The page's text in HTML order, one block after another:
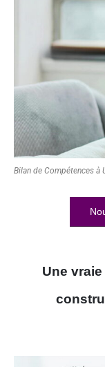
Bilan de Compétences à
Une